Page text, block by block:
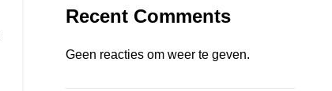
Recent Comments
Geen reacties om weer te geven.